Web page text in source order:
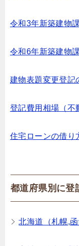
令和3年新築建物
令和6年新築建物
建物表題変更登記
登記費用相場（不
住宅ローンの借り
都道府県別に登
北海道（札幌,